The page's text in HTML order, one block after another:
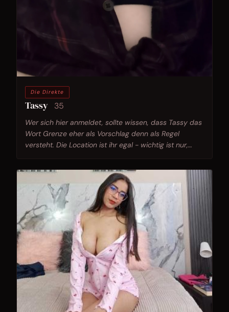
Die Direkte
Tassy 35
Wer sich hier anmeldet, sollte wissen, dass Tassy das
Wort Grenze eher als Vorschlag denn als Regel
versteht. Die Location ist ihr egal - wichtig ist nur,